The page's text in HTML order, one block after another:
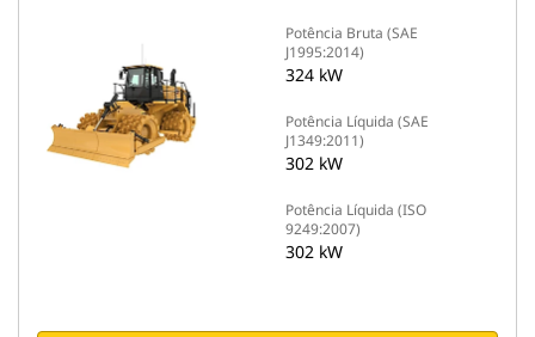
Potência Bruta (SAE
J1995:2014)
324 kW
Potência Líquida (SAE
J1349:2011)
302 kW
Potência Líquida (ISO
9249:2007)
302 kW